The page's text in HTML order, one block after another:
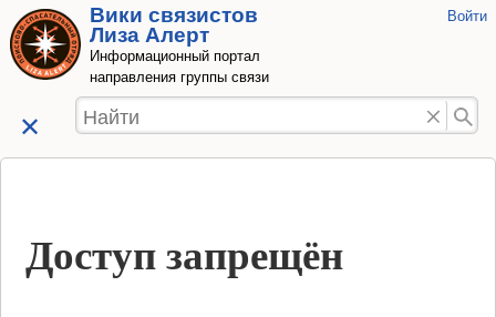
Перейти к
содержанию
Вики связистов
Лиза Алерт
Информационный портал
направления группы связи
Войти
Найти
Доступ запрещён